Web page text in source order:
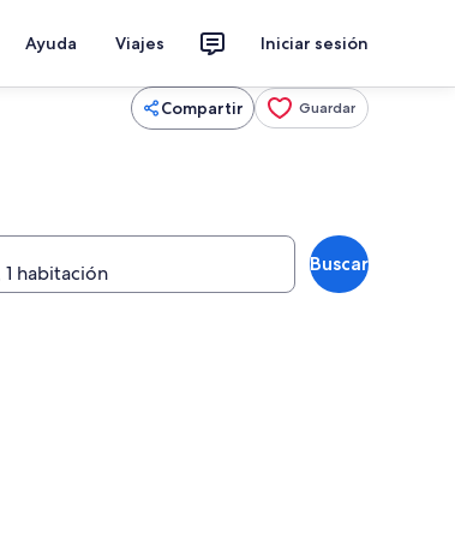
Ayuda Viajes Iniciar sesión
Compartir Guardar
Buscar